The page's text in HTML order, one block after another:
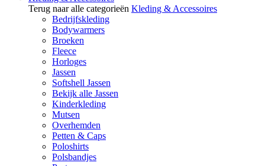
Terug naar alle categorieën Kleding & Accessoires
Bedrijfskleding
Bodywarmers
Broeken
Fleece
Horloges
Jassen
Softshell Jassen
Bekijk alle Jassen
Kinderkleding
Mutsen
Overhemden
Petten & Caps
Poloshirts
Polsbandjes